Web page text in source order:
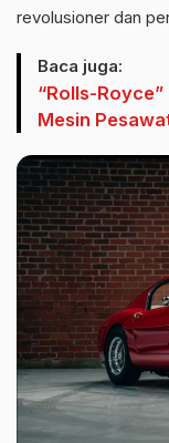
revolusioner dan
Baca juga:
“Rolls-
Mesin